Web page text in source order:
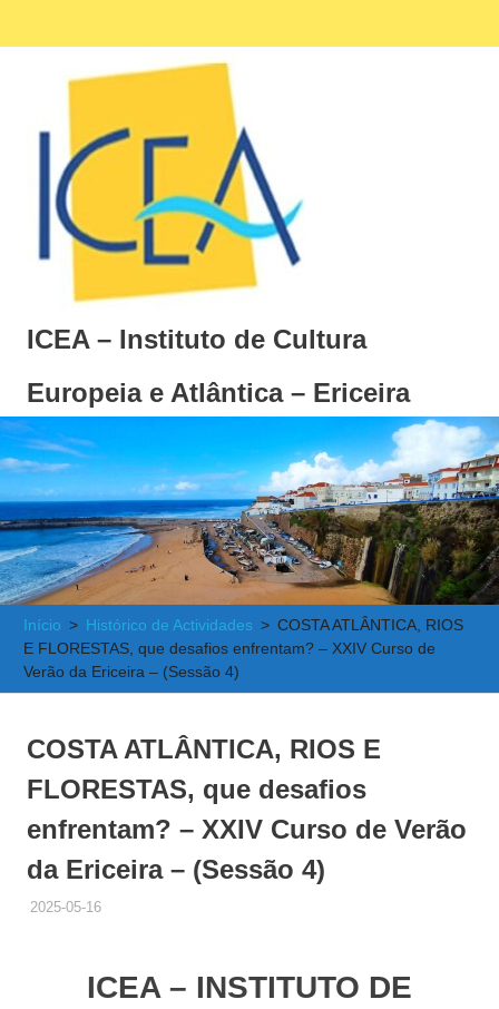
ICEA – Instituto de Cultura
Europeia e Atlântica – Ericeira
Instituto
de
Cultura
Europeia
e
Atlântica
Início Histórico de Actividades
COSTA ATLÂNTICA, RIOS
E FLORESTAS, que desafios enfrentam? – XXIV Curso de
Verão da Ericeira – (Sessão 4)
COSTA ATLÂNTICA, RIOS E
FLORESTAS, que desafios
enfrentam? – XXIV Curso de Verão
da Ericeira – (Sessão 4)
2025-05-16ADMINISTRADOR
HISTÓRICO DE ACTIVIDADES
ICEA– INSTITUTO DE